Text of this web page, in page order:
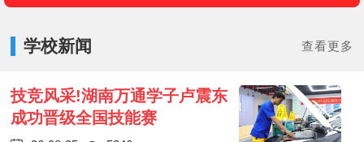
学校新闻 查看更多
技竞风采!湖南万通学子卢震东
成功晋级全国技能赛